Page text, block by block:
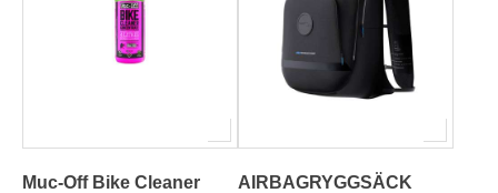
Muc-Off Bike Cleaner
AIRBAGRYGGSÄCK